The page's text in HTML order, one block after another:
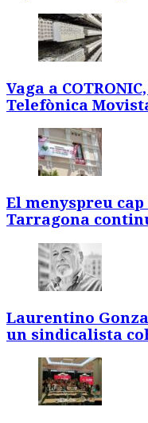
Vaga a
Telefònica
El menyspreu
Tarragona
Laurentino
un sindicalista